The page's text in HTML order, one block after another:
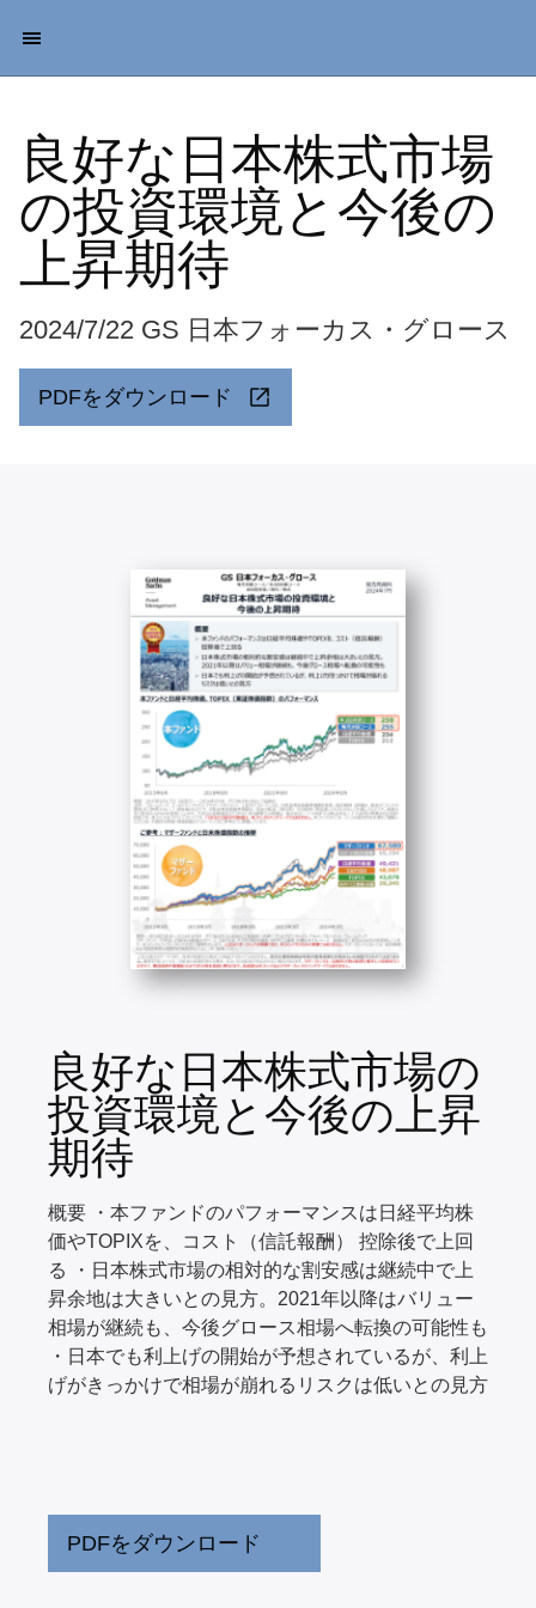
良好な日本株式市場
の投資環境と今後の
上昇期待
2024/7/22 GS 日本フォーカス・グロース
PDFをダウンロード
良好な日本株式市場の
投資環境と今後の上昇
期待
概要 ・本ファンドのパフォーマンスは日経平均株
価やTOPIXを、コスト（信託報酬） 控除後で上回
る ・日本株式市場の相対的な割安感は継続中で上
昇余地は大きいとの見方。2021年以降はバリュー
相場が継続も、今後グロース相場へ転換の可能性も
・日本でも利上げの開始が予想されているが、利上
げがきっかけで相場が崩れるリスクは低いとの見方
PDFをダウンロード